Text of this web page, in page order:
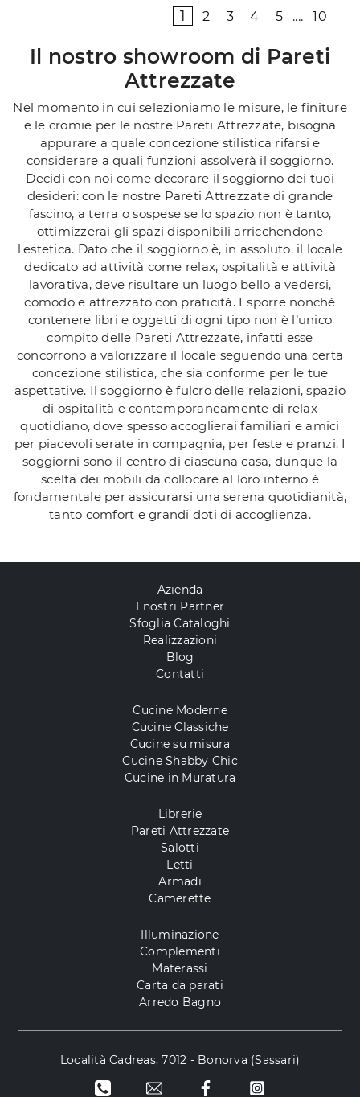
1 2 3 4 5 .... 10
Il nostro showroom di Pareti
Attrezzate
Nel momento in cui selezioniamo le misure, le finiture
e le cromie per le nostre Pareti Attrezzate, bisogna
appurare a quale concezione stilistica rifarsi e
considerare a quali funzioni assolverà il soggiorno.
Decidi con noi come decorare il soggiorno dei tuoi
desideri: con le nostre Pareti Attrezzate di grande
fascino, a terra o sospese se lo spazio non è tanto,
ottimizzerai gli spazi disponibili arricchendone
l'estetica. Dato che il soggiorno è, in assoluto, il locale
dedicato ad attività come relax, ospitalità e attività
lavorativa, deve risultare un luogo bello a vedersi,
comodo e attrezzato con praticità. Esporre nonché
contenere libri e oggetti di ogni tipo non è l’unico
compito delle Pareti Attrezzate, infatti esse
concorrono a valorizzare il locale seguendo una certa
concezione stilistica, che sia conforme per le tue
aspettative. Il soggiorno è fulcro delle relazioni, spazio
di ospitalità e contemporaneamente di relax
quotidiano, dove spesso accoglierai familiari e amici
per piacevoli serate in compagnia, per feste e pranzi. I
soggiorni sono il centro di ciascuna casa, dunque la
scelta dei mobili da collocare al loro interno è
fondamentale per assicurarsi una serena quotidianità,
tanto comfort e grandi doti di accoglienza.
Azienda
I nostri Partner
Sfoglia Cataloghi
Realizzazioni
Blog
Contatti
Cucine Moderne
Cucine Classiche
Cucine su misura
Cucine Shabby Chic
Cucine in Muratura
Librerie
Pareti Attrezzate
Salotti
Letti
Armadi
Camerette
Illuminazione
Complementi
Materassi
Carta da parati
Arredo Bagno
Località Cadreas, 7012 - Bonorva (Sassari)